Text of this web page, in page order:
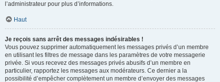
l’administrateur pour plus d’informations.
Haut
Je reçois sans arrêt des messages indésirables !
Vous pouvez supprimer automatiquement les messages privés d’un membre
en utilisant les filtres de message dans les paramètres de votre messagerie
privée. Si vous recevez des messages privés abusifs d’un membre en
particulier, rapportez les messages aux modérateurs. Ce dernier a la
possibilité d’empêcher complètement un membre d’envoyer des messages